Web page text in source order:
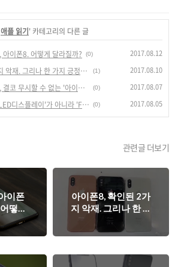
애플 읽기' 카테고리의 다른 글
이폰8. 어떻게 달라질까? (0) 2017.08.12
아이폰8, 확인된 2가지 악재. 그리나 한 가지 긍정적 소식. (1) 2017.08.10
아이폰7s플러스 더미, 결코 무시할 수 없는 '아이폰7/7s'의 존재. (0) 2017.08.07
아이폰8의 핵심은 'OLED디스플레이'가 아니라 'Face ID'? (0) 2017.08.05
관련글 더보기
이폰
떻게
아이폰8, 확인된 2가
지 악재. 그리나 한 가
지 긍정적 소식.